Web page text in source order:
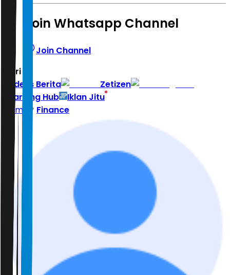
Join Whatsapp Channel
Join Channel
Hari ini
Indeks Berita
Zetizen
Learning Hub
Iklan Jitu
Home
Finance